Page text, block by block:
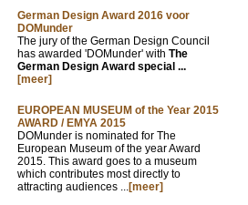
German Design Award 2016 voor
DOMunder
The jury of the German Design Council
has awarded 'DOMunder' with The
German Design Award special ...
[meer]
EUROPEAN MUSEUM of the Year 2015
AWARD / EMYA 2015
DOMunder is nominated for The
European Museum of the year Award
2015. This award goes to a museum
which contributes most directly to
attracting audiences ...[meer]